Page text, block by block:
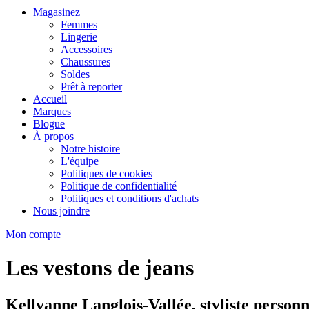
Magasinez
Femmes
Lingerie
Accessoires
Chaussures
Soldes
Prêt à reporter
Accueil
Marques
Blogue
À propos
Notre histoire
L'équipe
Politiques de cookies
Politique de confidentialité
Politiques et conditions d'achats
Nous joindre
Mon compte
Les vestons de jeans
Kellyanne Langlois-Vallée, styliste